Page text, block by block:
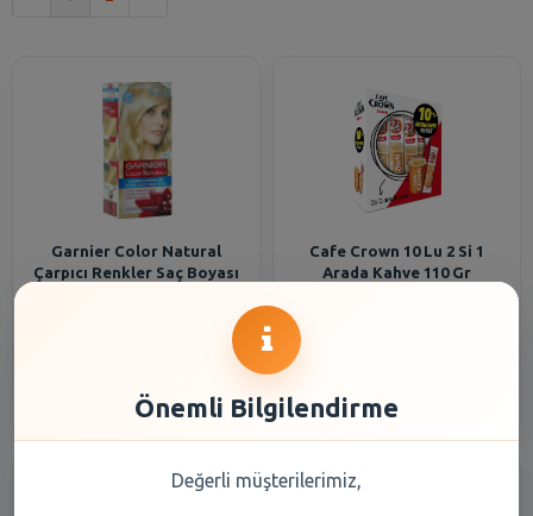
Garnier Color Natural
Çarpıcı Renkler Saç Boyası
Cafe Crown 10 Lu 2 Si 1
Arada Kahve 110 Gr
Önemli Bilgilendirme
Değerli müşterilerimiz,